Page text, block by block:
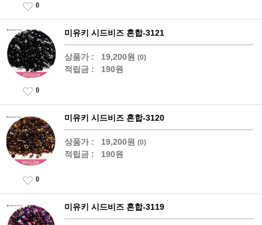
0
미유키 시드비즈 혼합-3121
상품가 : 19,200원 (0)
적립금 : 190원
0
미유키 시드비즈 혼합-3120
상품가 : 19,200원 (0)
적립금 : 190원
0
미유키 시드비즈 혼합-3119